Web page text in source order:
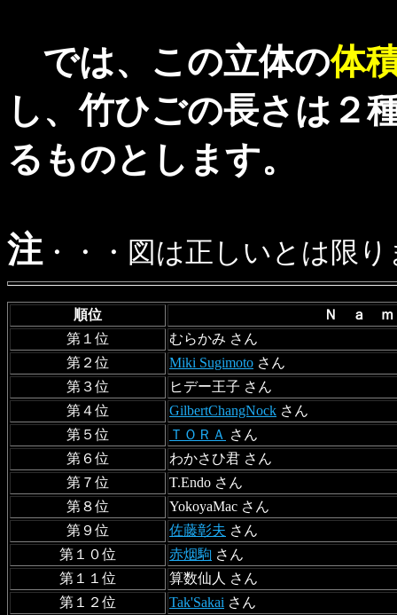
では、この立体の体
し、竹ひごの長さは２
るものとします。
注 ・・・図は正しいとは限
順位
Ｎ ａ
第１位
むらかみ さん
第２位
Miki Sugimoto さん
第３位
ヒデー王子 さん
第４位
GilbertChangNock さん
第５位
ＴＯＲＡ さん
第６位
わかさひ君 さん
第７位
T.Endo さん
第８位
YokoyaMac さん
第９位
佐藤彰夫 さん
第１０位
赤烟駒 さん
第１１位
算数仙人 さん
第１２位
Tak'Sakai さん